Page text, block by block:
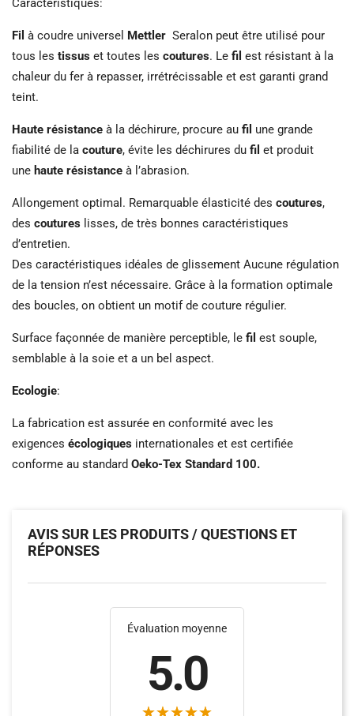
Caractéristiques:
Fil à coudre universel Mettler Seralon peut être utilisé pour
tous les tissus et toutes les coutures. Le fil est résistant à la
chaleur du fer à repasser, irrétrécissable et est garanti grand
teint.
Haute résistance à la déchirure, procure au fil une grande
fiabilité de la couture, évite les déchirures du fil et produit
une haute résistance à l’abrasion.
Allongement optimal. Remarquable élasticité des coutures,
des coutures lisses, de très bonnes caractéristiques
d’entretien.
Des caractéristiques idéales de glissement Aucune régulation
de la tension n’est nécessaire. Grâce à la formation optimale
des boucles, on obtient un motif de couture régulier.
Surface façonnée de manière perceptible, le fil est souple,
semblable à la soie et a un bel aspect.
Ecologie:
La fabrication est assurée en conformité avec les
exigences écologiques internationales et est certifiée
conforme au standard Oeko-Tex Standard 100.
AVIS SUR LES PRODUITS / QUESTIONS ET
RÉPONSES
Évaluation moyenne
5.0